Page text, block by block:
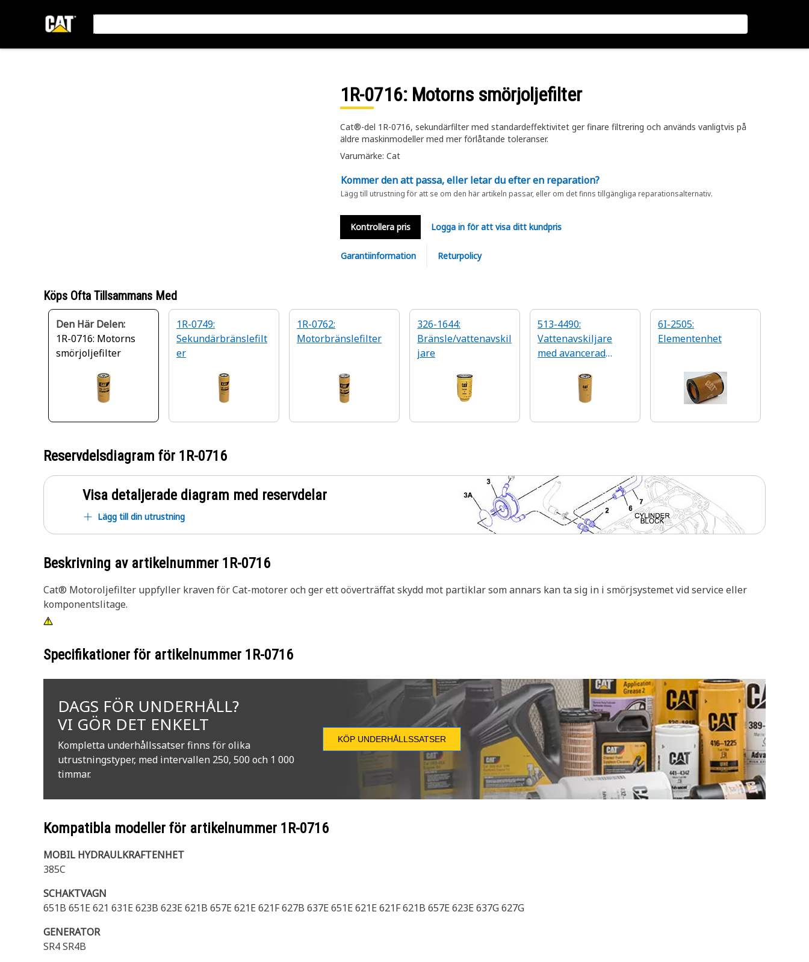
1R-0716: Motorns smörjoljefilter
Cat®-del 1R-0716, sekundärfilter med standardeffektivitet ger finare filtrering och används vanligtvis på
äldre maskinmodeller med mer förlåtande toleranser.
Varumärke: Cat
Kommer den att passa, eller letar du efter en reparation?
Lägg till utrustning för att se om den här artikeln passar, eller om det finns tillgängliga reparationsalternativ.
Kontrollera pris Logga in för att visa ditt kundpris
Garantiinformation Returpolicy
Köps Ofta Tillsammans Med
Den Här Delen:
1R-0716: Motorns
smörjoljefilter
1R-0749:
Sekundärbränslefilt
er
1R-0762:
Motorbränslefilter
326-1644:
Bränsle/vattenavskil
jare
513-4490:
Vattenavskiljare
med avancerad
6I-2505:
Elementenhet
Reservdelsdiagram för 1R-0716
Visa detaljerade diagram med reservdelar
Lägg till din utrustning
Beskrivning av artikelnummer 1R-0716
Cat® Motoroljefilter uppfyller kraven för Cat-motorer och ger ett oöverträffat skydd mot partiklar som annars kan ta sig in i smörjsystemet vid service eller
komponentslitage.
Specifikationer för artikelnummer 1R-0716
DAGS FÖR UNDERHÅLL?
VI GÖR DET ENKELT
Kompletta underhållssatser finns för olika
utrustningstyper, med intervallen 250, 500 och 1 000
timmar.
KÖP UNDERHÅLLSSATSER
Kompatibla modeller för artikelnummer 1R-0716
MOBIL HYDRAULKRAFTENHET
385C
SCHAKTVAGN
651B 651E 621 631E 623B 623E 621B 657E 621E 621F 627B 637E 651E 621E 621F 621B 657E 623E 637G 627G
GENERATOR
SR4 SR4B